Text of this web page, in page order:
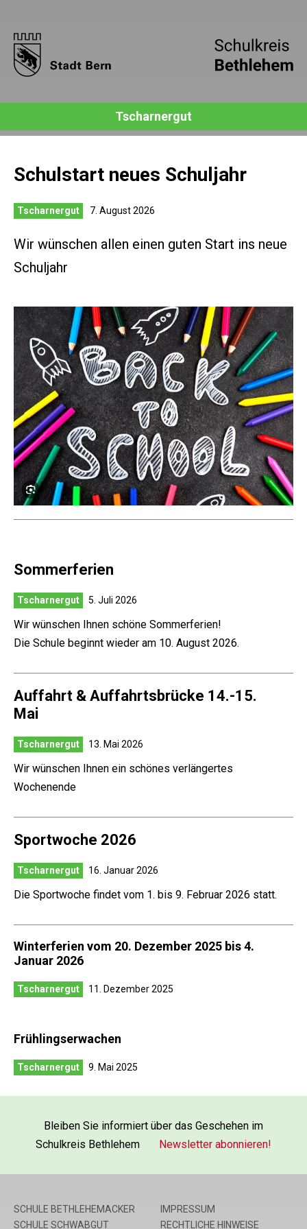
Tscharnergut
Schulstart neues Schuljahr
Tscharnergut 7. August 2026
Wir wünschen allen einen guten Start ins neue
Schuljahr
Sommerferien
Tscharnergut 5. Juli 2026
Wir wünschen Ihnen schöne Sommerferien!
Die Schule beginnt wieder am 10. August 2026.
Auffahrt & Auffahrtsbrücke 14.-15.
Mai
Tscharnergut 13. Mai 2026
Wir wünschen Ihnen ein schönes verlängertes
Wochenende
Sportwoche 2026
Tscharnergut 16. Januar 2026
Die Sportwoche findet vom 1. bis 9. Februar 2026 statt.
Winterferien vom 20. Dezember 2025 bis 4.
Januar 2026
Tscharnergut 11. Dezember 2025
Frühlingserwachen
Tscharnergut 9. Mai 2025
Bleiben Sie informiert über das Geschehen im
Schulkreis Bethlehem
Newsletter abonnieren!
SCHULE BETHLEHEMACKER
SCHULE SCHWABGUT
IMPRESSUM
RECHTLICHE HINWEISE